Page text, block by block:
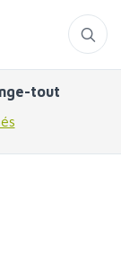
tout